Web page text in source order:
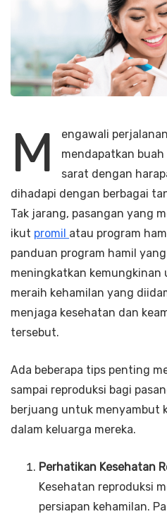
M
engawali
mendapatkan
sarat dengan
dihadapi dengan berbagai
Tak jarang, pasangan yang
ikut promil atau program
panduan program hamil
meningkatkan kemungkinan
meraih kehamilan yang
menjaga kesehatan dan
tersebut.
Ada beberapa tips penting
sampai reproduksi bagi
berjuang untuk menyambut
dalam keluarga mereka.
Perhatikan Kesehatan
Kesehatan reproduksi
persiapan kehamilan.